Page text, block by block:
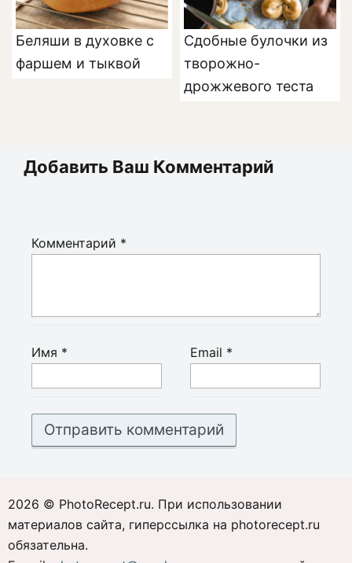
Беляши в духовке с
фаршем и тыквой
Сдобные булочки из
творожно-
дрожжевого теста
Добавить Ваш Комментарий
Комментарий *
Имя * Email *
2026 © PhotoRecept.ru. При использовании
материалов сайта, гиперссылка на photorecept.ru
обязательна.